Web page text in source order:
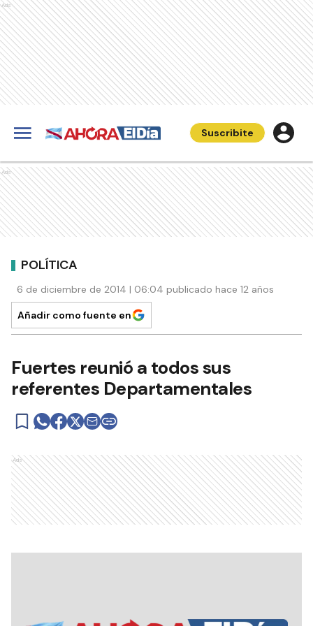
Ads
Suscribite
Ads
POLÍTICA
6 de diciembre de 2014 | 06:04 publicado hace 12 años
Añadir como fuente en
Fuertes reunió a todos sus
referentes Departamentales
Ads